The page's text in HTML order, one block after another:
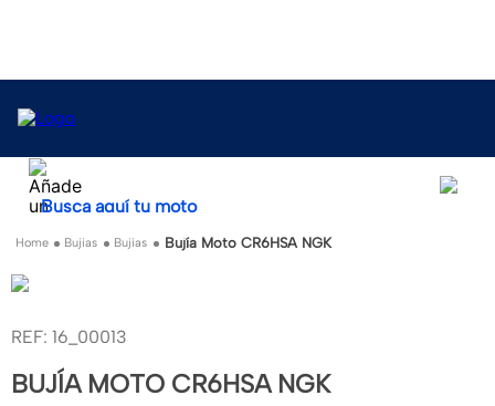
Busca aquí tu moto
Bujias Bujias Bujía Moto CR6HSA NGK
: 16_00013
BUJÍA MOTO CR6HSA NGK